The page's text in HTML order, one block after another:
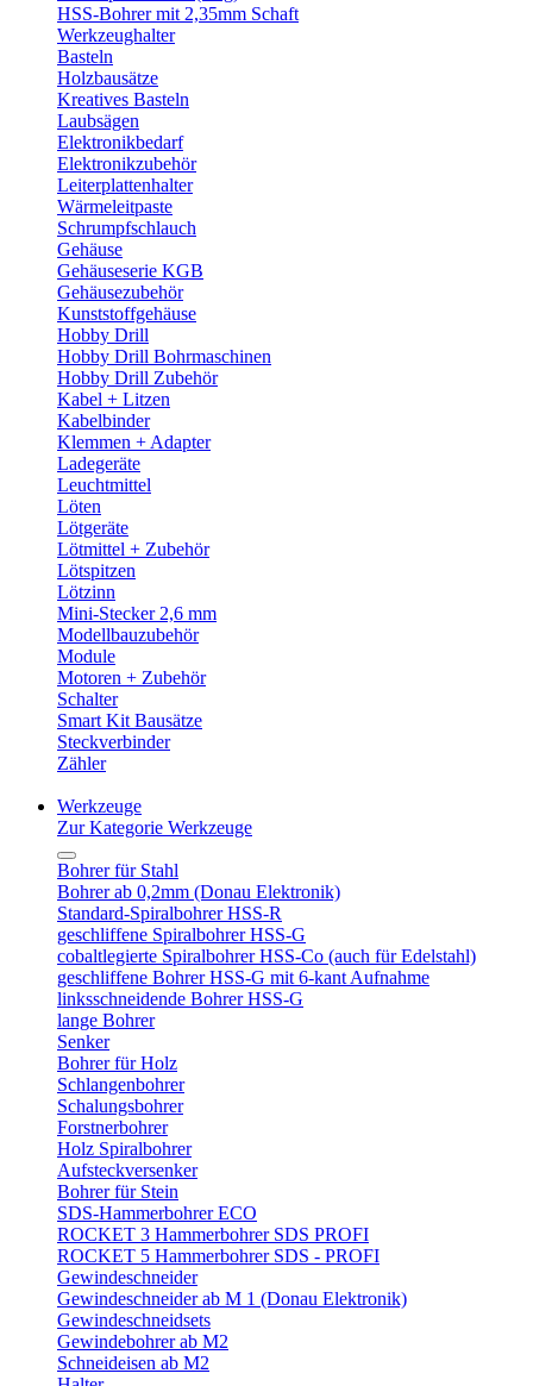
HSS-Bohrer mit 2,35mm Schaft
Werkzeughalter
Basteln
Holzbausätze
Kreatives Basteln
Laubsägen
Elektronikbedarf
Elektronikzubehör
Leiterplattenhalter
Wärmeleitpaste
Schrumpfschlauch
Gehäuse
Gehäuseserie KGB
Gehäusezubehör
Kunststoffgehäuse
Hobby Drill
Hobby Drill Bohrmaschinen
Hobby Drill Zubehör
Kabel + Litzen
Kabelbinder
Klemmen + Adapter
Ladegeräte
Leuchtmittel
Löten
Lötgeräte
Lötmittel + Zubehör
Lötspitzen
Lötzinn
Mini-Stecker 2,6 mm
Modellbauzubehör
Module
Motoren + Zubehör
Schalter
Smart Kit Bausätze
Steckverbinder
Zähler
Werkzeuge
Zur Kategorie Werkzeuge
Bohrer für Stahl
Bohrer ab 0,2mm (Donau Elektronik)
Standard-Spiralbohrer HSS-R
geschliffene Spiralbohrer HSS-G
cobaltlegierte Spiralbohrer HSS-Co (auch für Edelstahl)
geschliffene Bohrer HSS-G mit 6-kant Aufnahme
linksschneidende Bohrer HSS-G
lange Bohrer
Senker
Bohrer für Holz
Schlangenbohrer
Schalungsbohrer
Forstnerbohrer
Holz Spiralbohrer
Aufsteckversenker
Bohrer für Stein
SDS-Hammerbohrer ECO
ROCKET 3 Hammerbohrer SDS PROFI
ROCKET 5 Hammerbohrer SDS - PROFI
Gewindeschneider
Gewindeschneider ab M 1 (Donau Elektronik)
Gewindeschneidsets
Gewindebohrer ab M2
Schneideisen ab M2